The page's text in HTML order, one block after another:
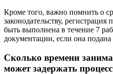
Кроме того, важно помнить о
законодательству,
быть выполнена в течение 7
документации, если она подана
Сколько времени
может задержать